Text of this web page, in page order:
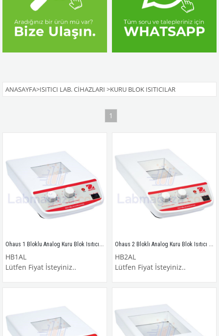
ANASAYFA>ISITICI LAB. CIHAZLARI >KURU BLOK ISITICILAR
1
Ohaus 1 Bloklu Analog Kuru Blok Isıtıcı / HB1AL
HB1AL
Lütfen Fiyat İsteyiniz..
Ohaus 2 Bloklı Analog Kuru Blok Isıtıcı / HB2AL
HB2AL
Lütfen Fiyat İsteyiniz..